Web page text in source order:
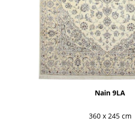
Nain 9LA
360 x 245 cm